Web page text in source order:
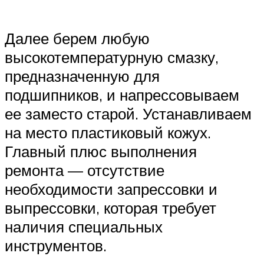
Далее берем любую
высокотемпературную смазку,
предназначенную для
подшипников, и напрессовываем
ее заместо старой. Устанавливаем
на место пластиковый кожух.
Главный плюс выполнения
ремонта — отсутствие
необходимости запрессовки и
выпрессовки, которая требует
наличия специальных
инструментов.